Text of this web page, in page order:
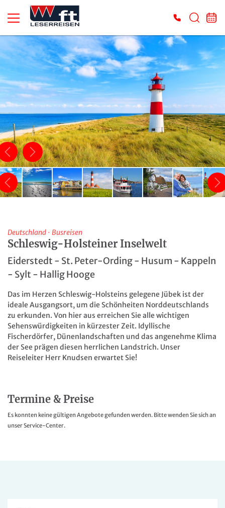
Es konnten keine gültigen Angebote gefunden werden. Bitte wenden Sie sich an
unser Service-Center.
Deutschland · Busreisen
Schleswig-Holsteiner Inselwelt
Eiderstedt - St. Peter-Ording - Husum - Kappeln
- Sylt - Hallig Hooge
Das im Herzen Schleswig-Holsteins gelegene Jübek ist der
ideale Ausgangsort, um die Schönheiten Norddeutschlands
zu erkunden. Von hier aus erreichen Sie alle wichtigen
Sehenswürdigkeiten in kürzester Zeit. Idyllische
Fischerdörfer, Dünenlandschaften und das angenehme Klima
der See prägen diesen herrlichen Landstrich. Unser
Reiseleiter Herr Knudsen erwartet Sie!
Termine & Preise
Es konnten keine gültigen Angebote gefunden werden. Bitte wenden Sie sich an
unser Service-Center.